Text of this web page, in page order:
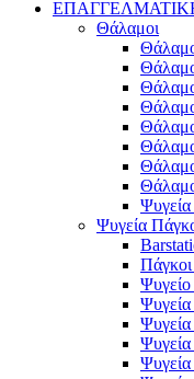
Θάλαμοι
Ψυγεία
Πάγκοι